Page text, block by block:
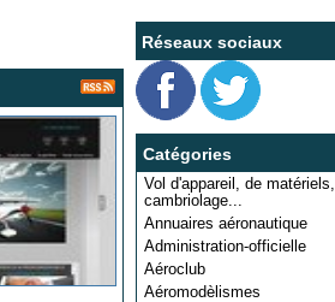
Réseaux sociaux
Catégories
Vol d'appareil, de matériels,
cambriolage...
Annuaires aéronautique
Administration-officielle
Aéroclub
Aéromodèlismes